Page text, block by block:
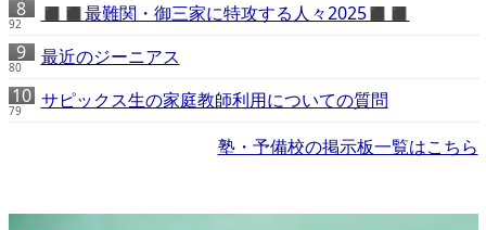
92 ◼️◼️最難関・御三家に特攻する人々2025◼️◼️
80 最近のジーニアス
79
サピックス生の家庭教師利用についての質問
塾・予備校の掲示板一覧はこちら